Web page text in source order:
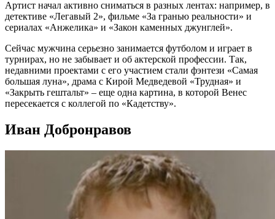
Артист начал активно сниматься в разных лентах: например, в
детективе «Легавый 2», фильме «За гранью реальности» и
сериалах «Анжелика» и «Закон каменных джунглей».
Сейчас мужчина серьезно занимается футболом и играет в
турнирах, но не забывает и об актерской профессии. Так,
недавними проектами с его участием стали фэнтези «Самая
большая луна», драма с Кирой Медведевой «Трудная» и
«Закрыть гештальт» – еще одна картина, в которой Венес
пересекается с коллегой по «Кадетству».
Иван Добронравов